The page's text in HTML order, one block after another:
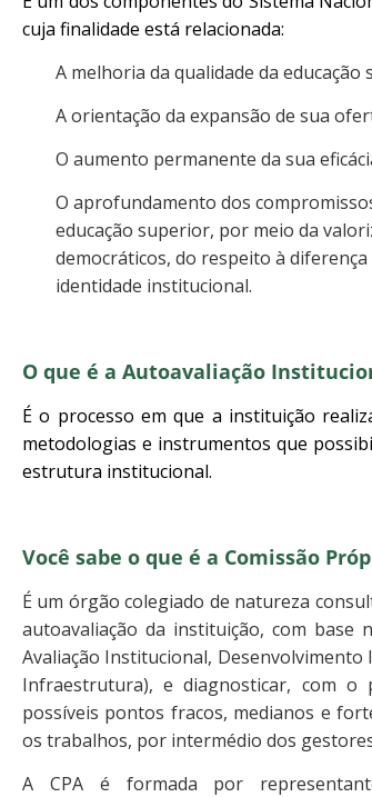
cuja finalidade está relacionada:
A melhoria da qualidade da educação
A orientação da expansão de sua
O aumento permanente da sua
O aprofundamento dos
educação superior, por meio da
democráticos, do respeito à
identidade institucional.
O que é a Autoavaliação
É o processo em que a instituição
metodologias e instrumentos que
estrutura institucional.
Você sabe o que é a Comissão
É um órgão colegiado de natureza
autoavaliação da instituição, com base
Avaliação Institucional, Desenvolvimento
Infraestrutura), e diagnosticar, com o
possíveis pontos fracos, medianos e
os trabalhos, por intermédio dos
A CPA é formada por